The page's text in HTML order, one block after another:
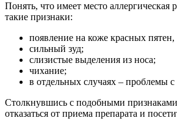
Понять, что имеет место аллергическая
такие признаки:
появление на коже красных
сильный зуд;
слизистые выделения из носа;
чихание;
в отдельных случаях – проблемы
Столкнувшись с подобными
отказаться от приема препарата и